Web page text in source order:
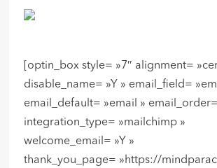
[optin_box style= »7″ alignment=
disable_name= »Y » email_field=
email_default= »email »
integration_type= »mailchimp »
welcome_email= »Y »
thank_you_page= »https://